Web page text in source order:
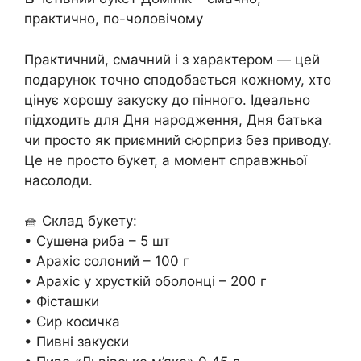
практично, по-чоловічому
Практичний, смачний і з характером — цей
подарунок точно сподобається кожному, хто
цінує хорошу закуску до пінного. Ідеально
підходить для Дня народження, Дня батька
чи просто як приємний сюрприз без приводу.
Це не просто букет, а момент справжньої
насолоди.
🧺 Склад букету:
• Сушена риба – 5 шт
• Арахіс солоний – 100 г
• Арахіс у хрусткій оболонці – 200 г
• Фісташки
• Сир косичка
• Пивні закуски